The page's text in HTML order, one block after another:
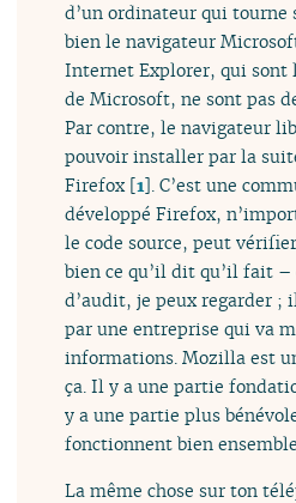
d’un ordinateur qui tourne
bien le navigateur
Internet Explorer, qui sont
de Microsoft, ne sont pas
Par contre, le navigateur
pouvoir installer par la
Firefox[1]. C’est une
développé Firefox,
le code source, peut
bien ce qu’il dit qu’il fait –
d’audit, je peux regarder ;
par une entreprise qui va
informations. Mozilla est
ça. Il y a une partie
y a une partie plus
fonctionnent bien
La même chose sur ton